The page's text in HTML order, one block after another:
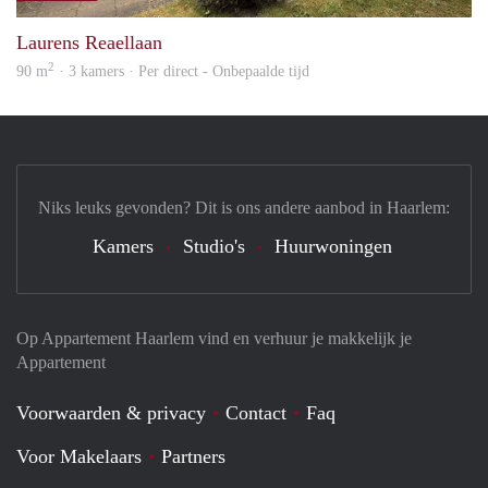
Laurens Reaellaan
90 m2 · 3 kamers · Per direct - Onbepaalde tijd
Op Appartement Haarlem vind en verhuur je makkelijk je
Appartement
Voorwaarden & privacy Contact
Faq
Voor Makelaars
Partners
Niks leuks gevonden? Dit is ons andere aanbod in Haarlem:
Kamers Studio's Huurwoningen